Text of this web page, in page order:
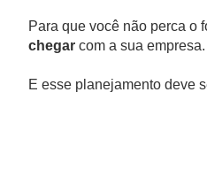
Para que você não perca o
chegar com a sua empresa.
E esse planejamento deve